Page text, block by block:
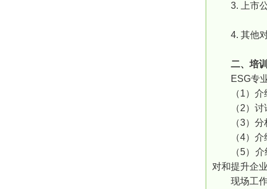
3. 上市
4. 其他
二、培
ESG专
（1）
（2）
（3）
（4）
（5）
对和提升企
现场工